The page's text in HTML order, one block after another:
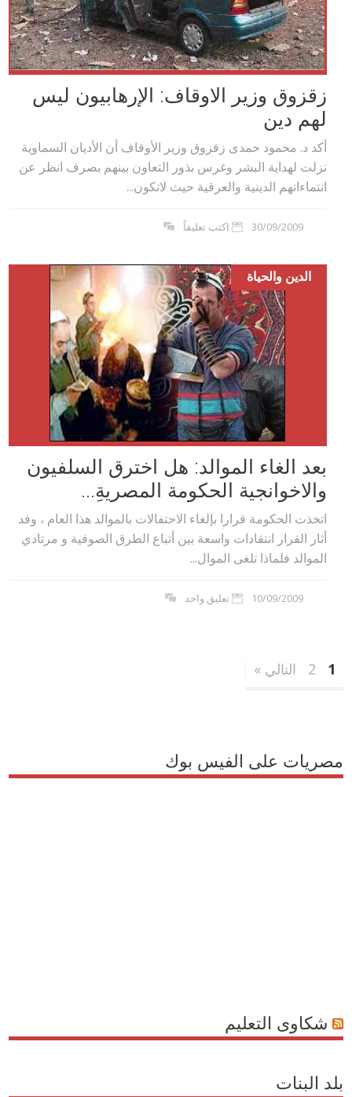
زقزوق وزير الاوقاف: الإرهابيون ليس
لهم دين
أكد د. محمود حمدى زقزوق وزير الأوقاف أن الأديان السماوية
نزلت لهداية البشر وغرس بذور التعاون بينهم بصرف انظر عن
انتماءاتهم الدينية والعرقية حيث لاتكون...
30/09/2009 اكتب تعليقاً
الدين والحياة
بعد الغاء الموالد: هل اخترق السلفيون
والاخوانجية الحكومة المصريةِ...
اتخذت الحكومة قرارا بإلغاء الاحتفالات بالموالد هذا العام ، وفد
أثار القرار انتقادات واسعة بين أتباع الطرق الصوفية و مرتادي
الموالد فلماذا تلغى الموال...
10/09/2009 تعليق واحد
1
2 التالي »
مصريات على الفيس بوك
شكاوى التعليم
بلد البنات